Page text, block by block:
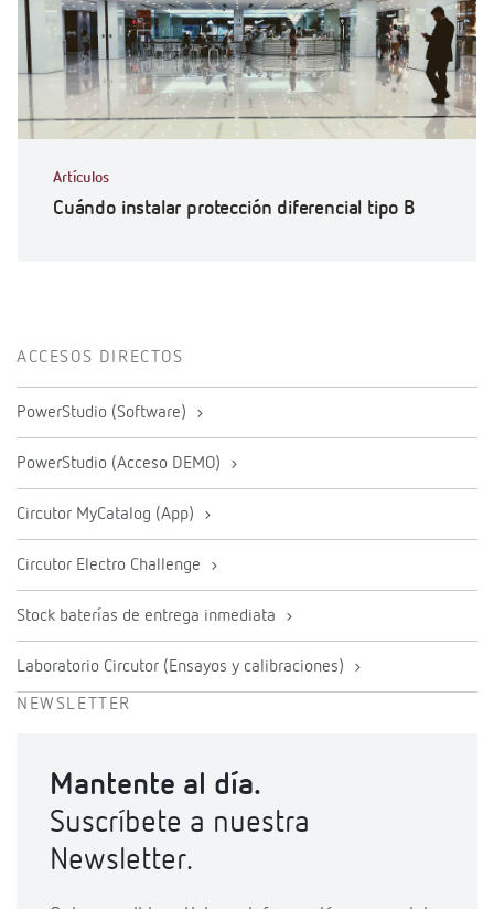
Artículos
Cuándo instalar protección diferencial tipo B
ACCESOS DIRECTOS
PowerStudio (Software)
PowerStudio (Acceso DEMO)
Circutor MyCatalog (App)
Circutor Electro Challenge
Stock baterías de entrega inmediata
Laboratorio Circutor (Ensayos y calibraciones)
NEWSLETTER
Mantente al día.
Suscríbete a nuestra
Newsletter.